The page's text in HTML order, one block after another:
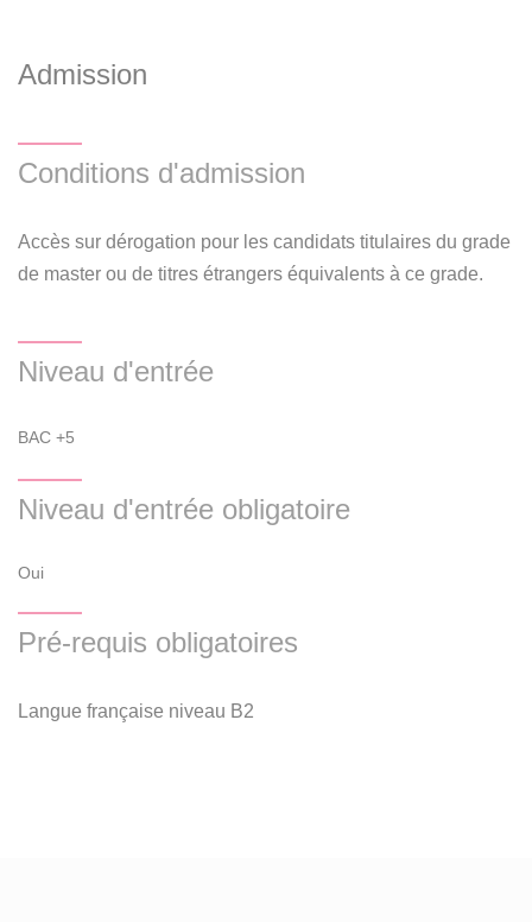
Admission
Conditions d'admission
Accès sur dérogation pour les candidats titulaires du grade
de master ou de titres étrangers équivalents à ce grade.
Niveau d'entrée
BAC +5
Niveau d'entrée obligatoire
Oui
Pré-requis obligatoires
Langue française niveau B2